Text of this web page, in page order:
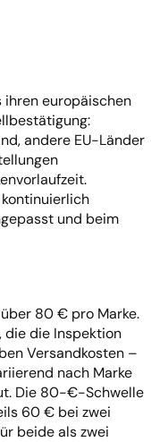
ihren europäischen
andere EU-Länder
und beim
80 € pro Marke.
die die Inspektion
Versandkosten –
nach Marke
Die 80-€-Schwelle
60 € bei zwei
beide als zwei